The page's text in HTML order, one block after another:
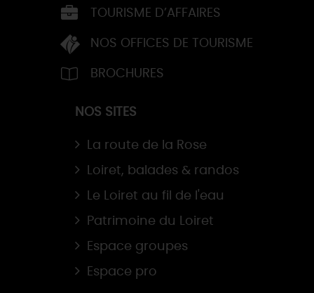
TOURISME D’AFFAIRES
NOS OFFICES DE TOURISME
BROCHURES
NOS SITES
La route de la Rose
Loiret, balades & randos
Le Loiret au fil de l'eau
Patrimoine du Loiret
Espace groupes
Espace pro